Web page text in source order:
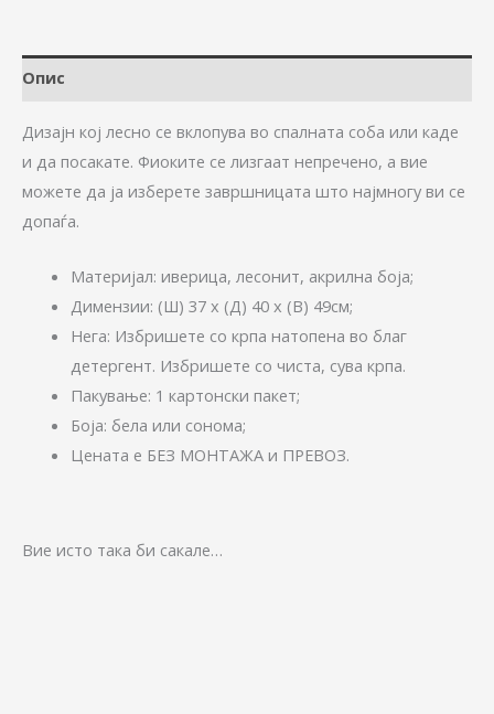
Опис
Дизајн кој лесно се вклопува во спалната соба или каде
и да посакате. Фиоките се лизгаат непречено, а вие
можете да ја изберете завршницата што најмногу ви се
допаѓа.
Материјал: иверица, лесонит, акрилна боја;
Димензии: (Ш) 37 x (Д) 40 х (В) 49см;
Нега: Избришете со крпа натопена во благ
детергент. Избришете со чиста, сува крпа.
Пакување: 1 картонски пакет;
Боја: бела или сонома;
Цената е БЕЗ МОНТАЖА и ПРЕВОЗ.
Вие исто така би сакале…